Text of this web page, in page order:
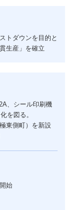
トダウンを目的と
生産」を確立
、シール印刷機
を図る。
東側町）を新設
始